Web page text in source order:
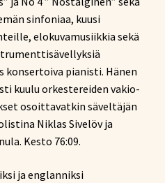
€.
sinfoniaa, kuusi
elokuvamusiikkia sekä
konsertoiva pianisti. Hänen
kuulu orkestereiden vakio-
osoittavatkin säveltäjän
Niklas Sivelöv ja
Kesto 76:09.
ja englanniksi